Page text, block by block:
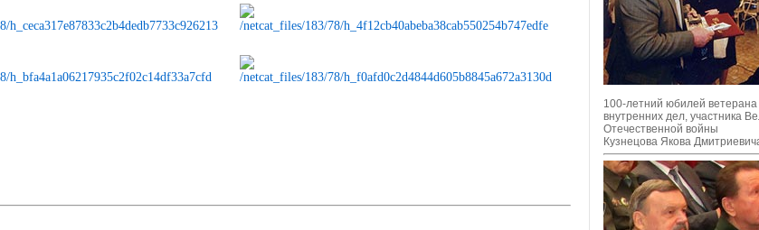
100-летний юбилей ветерана
внутренних дел, участника
Отечественной войны
Кузнецова Якова